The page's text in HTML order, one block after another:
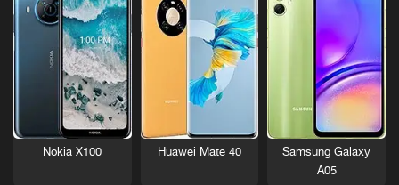
Samsung Galaxy
A05
Huawei Mate 40
Nokia X100